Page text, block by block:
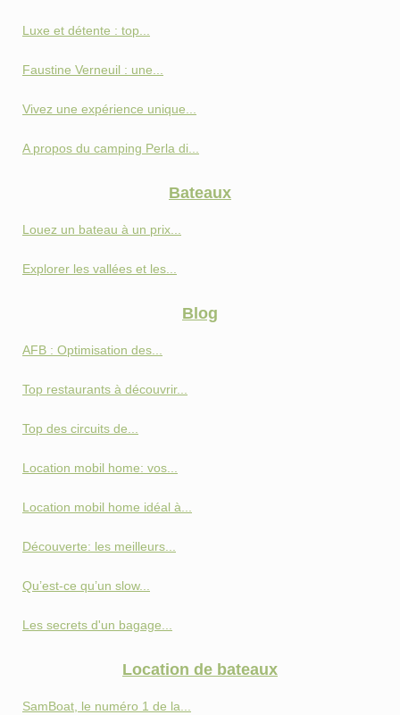
Luxe et détente : top...
Faustine Verneuil : une...
Vivez une expérience unique...
A propos du camping Perla di...
Bateaux
Louez un bateau à un prix...
Explorer les vallées et les...
Blog
AFB : Optimisation des...
Top restaurants à découvrir...
Top des circuits de...
Location mobil home: vos...
Location mobil home idéal à...
Découverte: les meilleurs...
Qu’est-ce qu’un slow...
Les secrets d'un bagage...
Location de bateaux
SamBoat, le numéro 1 de la...